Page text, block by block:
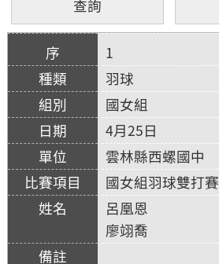
1
羽球
國女組
4月25日
雲林縣西螺國中
國女組羽球雙打賽
呂凰恩
廖翊喬